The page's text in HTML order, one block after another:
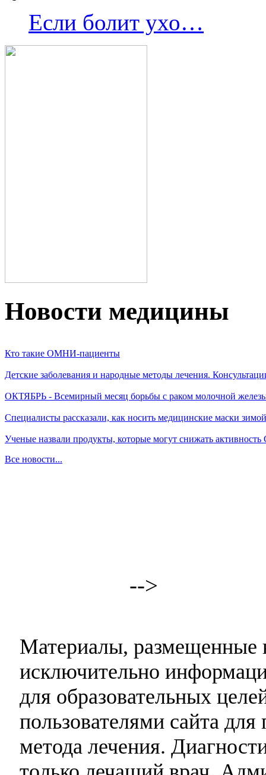
Если болит ухо…
Новости медицины
Кто такие ОМНИ-пациенты
Детские заболевания и народные методы лечения.
ОКТЯБРЬ - Всемирный месяц борьбы с раком молочной
Специалисты рассказали, как носить медицинские маски зимой
Ученые назвали продукты, которые могут снижать
Все новости...
-->
Материалы, размещенные
исключительно
для образовательных
пользователями сайта
метода лечения.